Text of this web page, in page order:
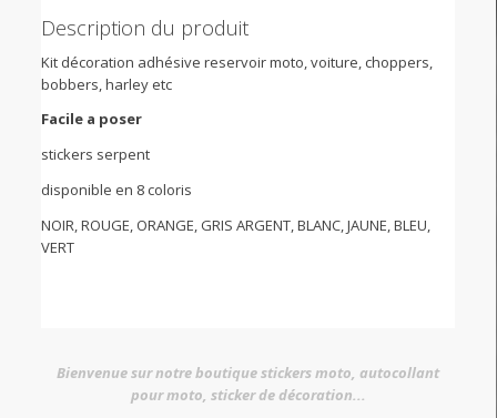
Description du produit
Kit décoration adhésive reservoir moto, voiture, choppers,
bobbers, harley etc
Facile a poser
stickers serpent
disponible en 8 coloris
NOIR, ROUGE, ORANGE, GRIS ARGENT, BLANC, JAUNE, BLEU,
VERT
Bienvenue sur notre boutique stickers moto, autocollant
pour moto, sticker de décoration...